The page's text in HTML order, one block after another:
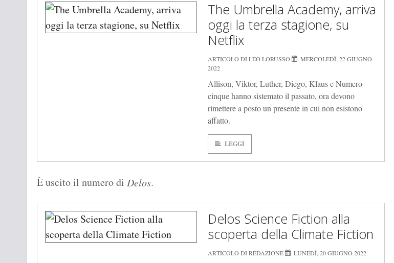
The Umbrella Academy, arriva
oggi la terza stagione, su
Netflix
ARTICOLO DI LEO LORUSSO
MERCOLEDÌ, 22 GIUGNO
2022
Allison, Viktor, Luther, Diego, Klaus e Numero
cinque hanno sistemato il passato, ora devono
rimettere a posto un presente in cui non esistono
affatto.
LEGGI
È uscito il numero di Delos.
Delos Science Fiction alla
scoperta della Climate Fiction
ARTICOLO DI REDAZIONE LUNEDÌ, 20 GIUGNO 2022